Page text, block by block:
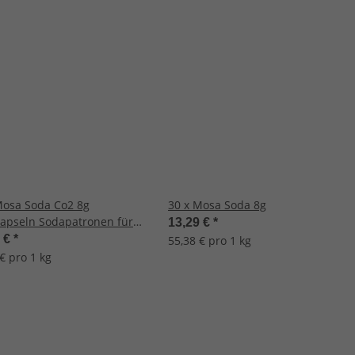
Soda Co2 8g
Sodapatronen für
€ *
pro 1 kg
30 x Mosa Soda 8g
13,29 € *
55,38 € pro 1 kg